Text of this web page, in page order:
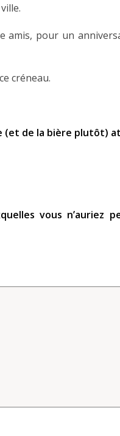
amis, pour un
créneau.
(et de la bière plutôt)
vous n’auriez